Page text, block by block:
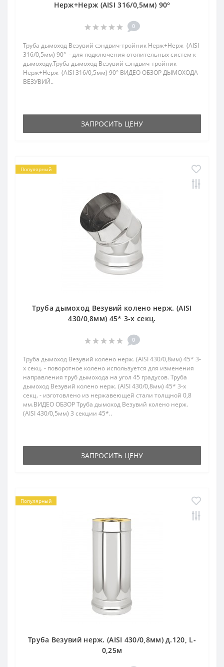
Нерж+Нерж (AISI 316/0,5мм) 90°
0
Труба дымоход Везувий сэндвич-тройник Нерж+Нерж (AISI
316/0,5мм) 90° - для подключения отопительных систем к
дымоходу.Труба дымоход Везувий сэндвич-тройник
Нерж+Нерж (AISI 316/0,5мм) 90° ВИДЕО ОБЗОР ДЫМОХОДА
ВЕЗУВИЙ..
ЗАПРОСИТЬ ЦЕНУ
Популярный
Труба дымоход Везувий колено нерж. (AISI
430/0,8мм) 45* 3-х секц.
0
Труба дымоход Везувий колено нерж. (AISI 430/0,8мм) 45* 3-
х секц. - поворотное колено используется для изменения
направления труб дымохода на угол 45 градусов. Труба
дымоход Везувий колено нерж. (AISI 430/0,8мм) 45* 3-х
секц. - изготовлено из нержавеющей стали толщной 0,8
мм.ВИДЕО ОБЗОР Труба дымоход Везувий колено нерж.
(AISI 430/0,5мм) 3 секции 45*..
ЗАПРОСИТЬ ЦЕНУ
Популярный
Труба Везувий нерж. (AISI 430/0,8мм) д.120, L-
0,25м